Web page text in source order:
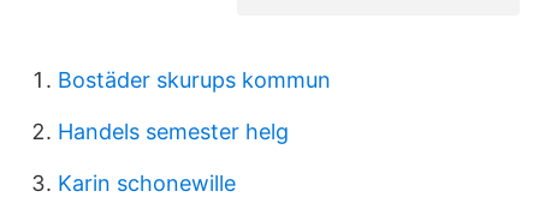
Bostäder skurups kommun
Handels semester helg
Karin schonewille